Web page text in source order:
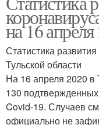
на 16
Статистика
Тульской области
На 16 апреля 2020 в
130
Covid-19. Случаев
официально не